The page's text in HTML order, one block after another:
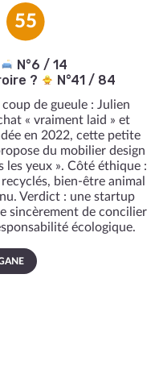
55
N°6 / 14
? N°41 / 84
de gueule : Julien
« vraiment laid » et
en 2022, cette petite
du mobilier design
les yeux ». Côté éthique :
bien-être animal
Verdict : une startup
sincèrement de concilier
écologique.